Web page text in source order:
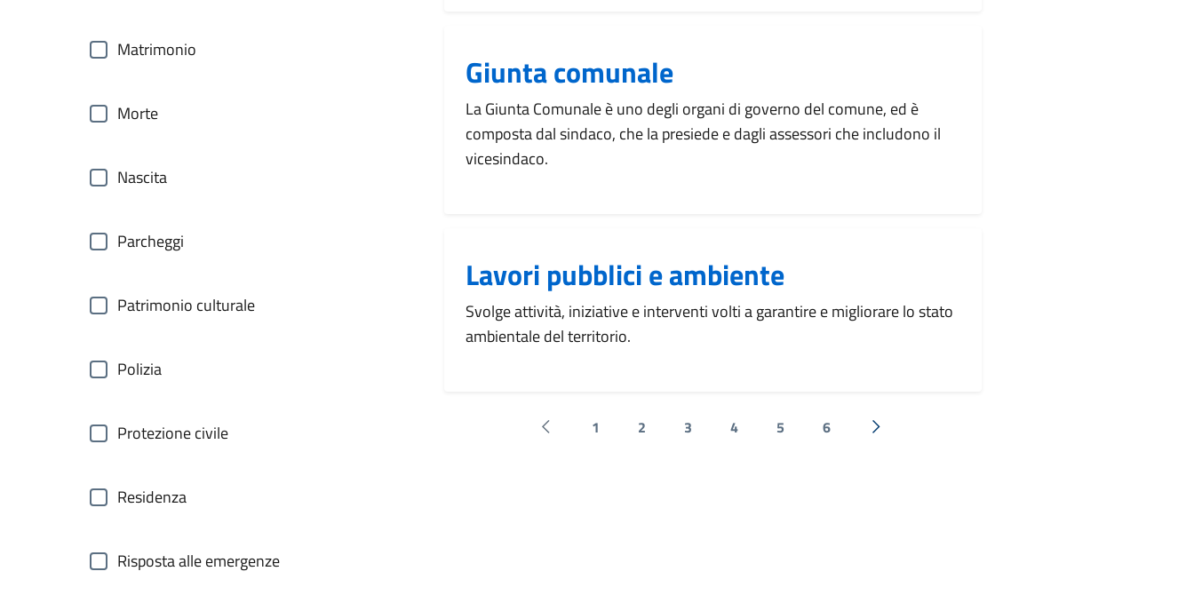
Matrimonio
Morte
Nascita
Parcheggi
Patrimonio culturale
Polizia
Protezione civile
Residenza
Risposta alle emergenze
Giunta comunale
La Giunta Comunale è uno degli organi di governo del comune, ed è
composta dal sindaco, che la presiede e dagli assessori che includono il
vicesindaco.
Lavori pubblici e ambiente
Svolge attività, iniziative e interventi volti a garantire e migliorare lo stato
ambientale del territorio.
Pagina precedente
1 2 3 4 5 6
Successiva »